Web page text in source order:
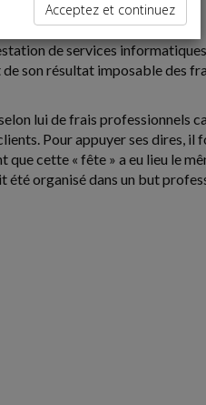
de services
son résultat imposable des
lui de frais professionnels
Pour appuyer ses dires, il
cette « fête » a eu lieu le
été organisé dans un but
Acceptez et continuez